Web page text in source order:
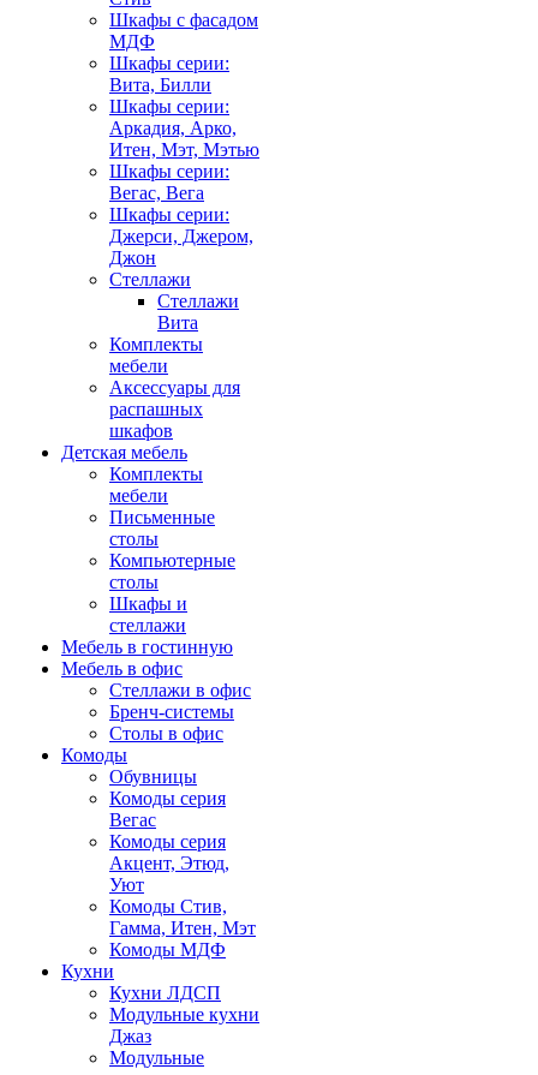
Шкафы с фасадом
МДФ
Шкафы серии:
Вита, Билли
Шкафы серии:
Аркадия, Арко,
Итен, Мэт, Мэтью
Шкафы серии:
Вегас, Вега
Шкафы серии:
Джерси, Джером,
Джон
Стеллажи
Стеллажи
Вита
Комплекты
мебели
Аксессуары для
распашных
шкафов
Детская мебель
Комплекты
мебели
Письменные
столы
Компьютерные
столы
Шкафы и
стеллажи
Мебель в гостинную
Мебель в офис
Стеллажи в офис
Бренч-системы
Столы в офис
Комоды
Обувницы
Комоды серия
Вегас
Комоды серия
Акцент, Этюд,
Уют
Комоды Стив,
Гамма, Итен, Мэт
Комоды МДФ
Кухни
Кухни ЛДСП
Модульные кухни
Джаз
Модульные